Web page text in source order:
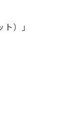
）」